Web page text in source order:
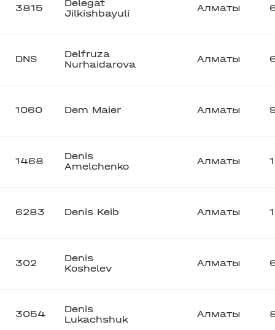
3815
Delegat
Jilkishbayuli
Алматы
DNS
Delfruza
Nurhaidarova
Алматы
1060 Dem Maier Алматы
1468
Denis
Amelchenko
Алматы
6283 Denis Keib Алматы
302
Denis
Koshelev
Алматы
3054
Denis
Lukachshuk
Алматы